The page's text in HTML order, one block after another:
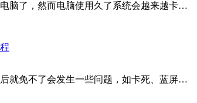
脑了，然而电脑使用久了系统会越来越卡…